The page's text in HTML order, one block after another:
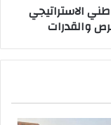
الاستراتيجي
والقدرات